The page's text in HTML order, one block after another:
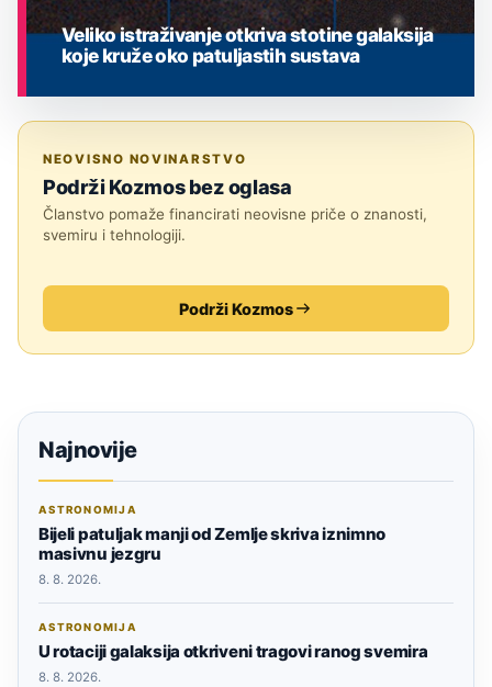
Veliko istraživanje otkriva stotine galaksija
koje kruže oko patuljastih sustava
NEOVISNO NOVINARSTVO
Podrži Kozmos bez oglasa
Članstvo pomaže financirati neovisne priče o znanosti,
svemiru i tehnologiji.
Podrži Kozmos
Najnovije
ASTRONOMIJA
Bijeli patuljak manji od Zemlje skriva iznimno
masivnu jezgru
8. 8. 2026.
ASTRONOMIJA
U rotaciji galaksija otkriveni tragovi ranog svemira
8. 8. 2026.